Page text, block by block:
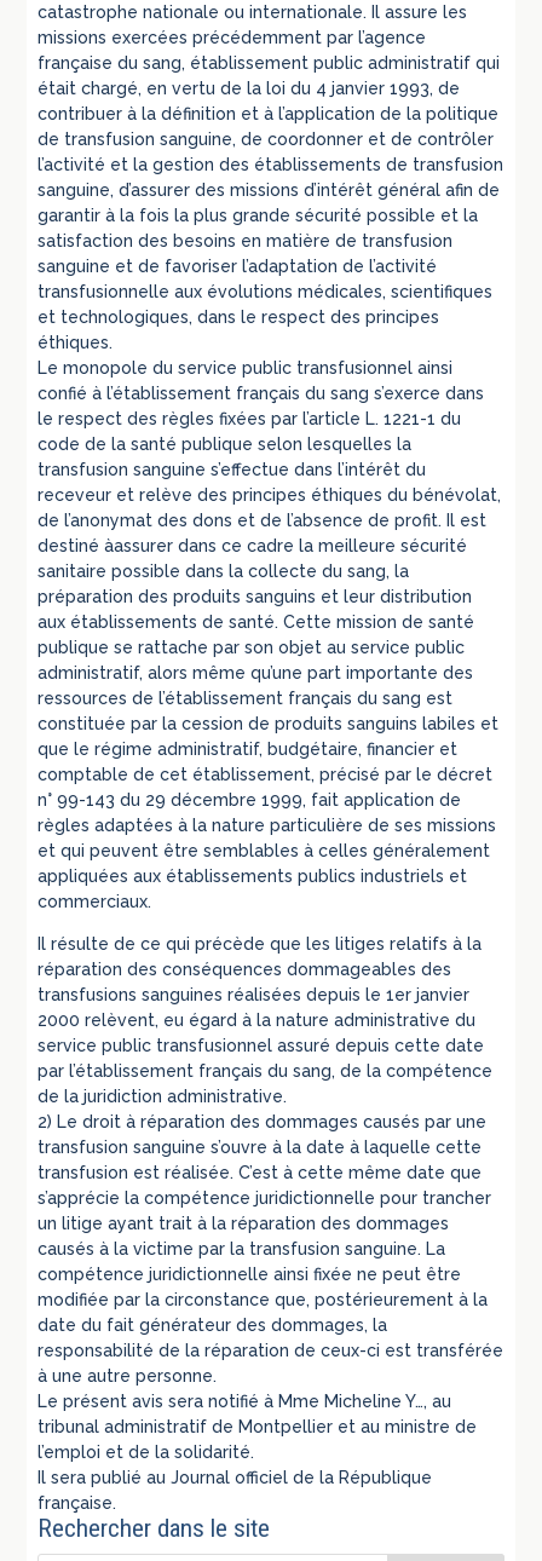
catastrophe nationale ou internationale. Il assure les
missions exercées précédemment par l’agence
française du sang, établissement public administratif qui
était chargé, en vertu de la loi du 4 janvier 1993, de
contribuer à la définition et à l’application de la politique
de transfusion sanguine, de coordonner et de contrôler
l’activité et la gestion des établissements de transfusion
sanguine, d’assurer des missions d’intérêt général afin de
garantir à la fois la plus grande sécurité possible et la
satisfaction des besoins en matière de transfusion
sanguine et de favoriser l’adaptation de l’activité
transfusionnelle aux évolutions médicales, scientifiques
et technologiques, dans le respect des principes
éthiques.
Le monopole du service public transfusionnel ainsi
confié à l’établissement français du sang s’exerce dans
le respect des règles fixées par l’article L. 1221-1 du
code de la santé publique selon lesquelles la
transfusion sanguine s’effectue dans l’intérêt du
receveur et relève des principes éthiques du bénévolat,
de l’anonymat des dons et de l’absence de profit. Il est
destiné àassurer dans ce cadre la meilleure sécurité
sanitaire possible dans la collecte du sang, la
préparation des produits sanguins et leur distribution
aux établissements de santé. Cette mission de santé
publique se rattache par son objet au service public
administratif, alors même qu’une part importante des
ressources de l’établissement français du sang est
constituée par la cession de produits sanguins labiles et
que le régime administratif, budgétaire, financier et
comptable de cet établissement, précisé par le décret
n° 99-143 du 29 décembre 1999, fait application de
règles adaptées à la nature particulière de ses missions
et qui peuvent être semblables à celles généralement
appliquées aux établissements publics industriels et
commerciaux.
Il résulte de ce qui précède que les litiges relatifs à la
réparation des conséquences dommageables des
transfusions sanguines réalisées depuis le 1er janvier
2000 relèvent, eu égard à la nature administrative du
service public transfusionnel assuré depuis cette date
par l’établissement français du sang, de la compétence
de la juridiction administrative.
2) Le droit à réparation des dommages causés par une
transfusion sanguine s’ouvre à la date à laquelle cette
transfusion est réalisée. C’est à cette même date que
s’apprécie la compétence juridictionnelle pour trancher
un litige ayant trait à la réparation des dommages
causés à la victime par la transfusion sanguine. La
compétence juridictionnelle ainsi fixée ne peut être
modifiée par la circonstance que, postérieurement à la
date du fait générateur des dommages, la
responsabilité de la réparation de ceux-ci est transférée
à une autre personne.
Le présent avis sera notifié à Mme Micheline Y…, au
tribunal administratif de Montpellier et au ministre de
l’emploi et de la solidarité.
Il sera publié au Journal officiel de la République
française.
Rechercher dans le site